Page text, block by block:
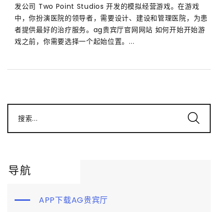
发公司 Two Point Studios 开发的模拟经营游戏。在游戏
中，你扮演医院的领导者，需要设计、建设和管理医院，为患
者提供最好的治疗服务。ag贵宾厅官网网站 如何开始开始游
戏之前，你需要选择一个起始位置。...
搜索...
导航
APP下载AG贵宾厅